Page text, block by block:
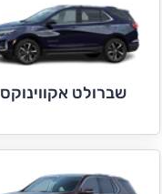
שברולט אקווינוקס